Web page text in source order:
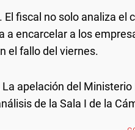
. El fiscal no solo analiza el
a encarcelar a los
el fallo del viernes.
La apelación del Ministerio
de la Sala I de la